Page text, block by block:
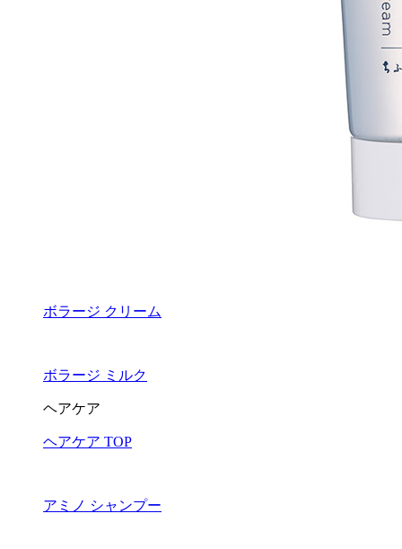
ボラージ クリーム
ボラージ ミルク
ヘアケア
ヘアケア TOP
アミノ シャンプー